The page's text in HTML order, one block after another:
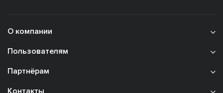
О компании
Пользователям
Партнёрам